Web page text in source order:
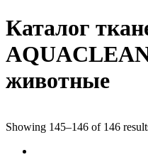
Каталог
животные
Showing 145–146 of 146